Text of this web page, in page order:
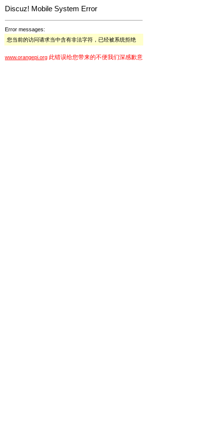
Discuz! Mobile System Error
Error messages:
您当前的访问请求当中含有非法字符，已经被系统拒绝
www.orangepi.org 此错误给您带来的不便我们深感歉意